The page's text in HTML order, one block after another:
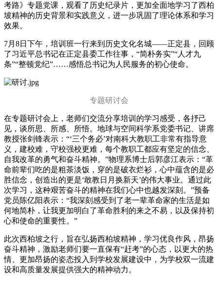
考路》专题党课，观看了历史纪录片，更加全面地学习了西柏
坡精神的历史背景和实践意义，进一步巩固了理论体系和学习
效果。
7月8日下午，培训班一行来到历史文化名城——正定县，回顾
了习近平总书记在正定县委工作往事，“简朴务实”“人才九
条”“整顿党纪”……感悟总书记为人民服务的初心使命。
专题研讨会
在专题研讨会上，老师们交流分享培训的学习感受，各抒己
见，谈所思、所感、所悟。地球与空间科学系党委书记、讲席
教授张剑锋表示：“‘三个务必’对南科大教职工非常有指导意
义，建校难，守校强校更难，每个教职工都应有坚定的信念、
自我改革的勇气和奋斗精神。”物理系博士后郭彦江表示：“革
命前辈们吃的是粗茶淡饭，穿的是破衣烂衫，心中蕴含的是必
胜信念，创造出的更是‘敢教日月换新天’的伟大事业。通过此
次学习，这种艰苦奋斗的精神在我们心中也越发深刻。”预备
党员陈亿阳表示：“我深刻感受到了老一辈革命家的生活是如
何地简朴，让我更加明白了革命胜利的来之不易，以及保持初
心和使命的重要性。”
此次西柏坡之行，旨在弘扬西柏坡精神，学习优良作风，昂扬
奋斗精神，激励老师们要一直保有“赶考”的心态，以更大的热
情、更加昂扬的姿态投入到学校发展建设中，为学校双一流建
设和高质量发展提供强大的精神动力。